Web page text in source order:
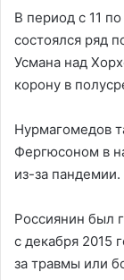
В период с 11
состоялся ряд
Усмана над
корону в
Нурмагомедов
Фергюсоном в
из-за пандемии.
Россиянин был
с декабря 2015
за травмы или